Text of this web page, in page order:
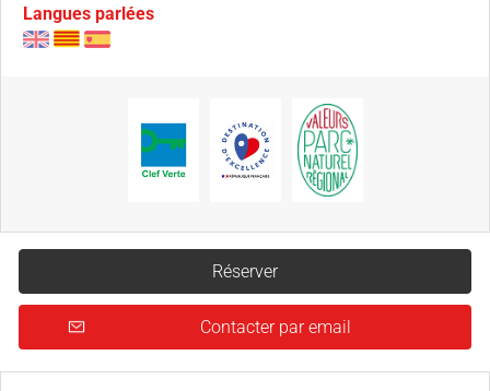
Langues parlées
Réserver
Contacter par email